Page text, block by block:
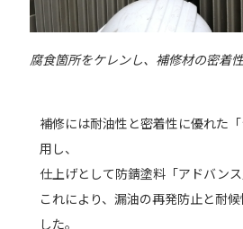
腐食箇所をケレンし、補修材の密着性
補修には耐油性と密着性に優れた
用し、
仕上げとして防錆塗料「アドバンス
これにより、漏油の再発防止と耐
した。